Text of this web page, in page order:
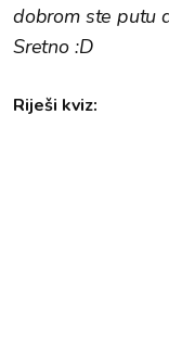
dobrom ste putu
Sretno :D
Riješi kviz: